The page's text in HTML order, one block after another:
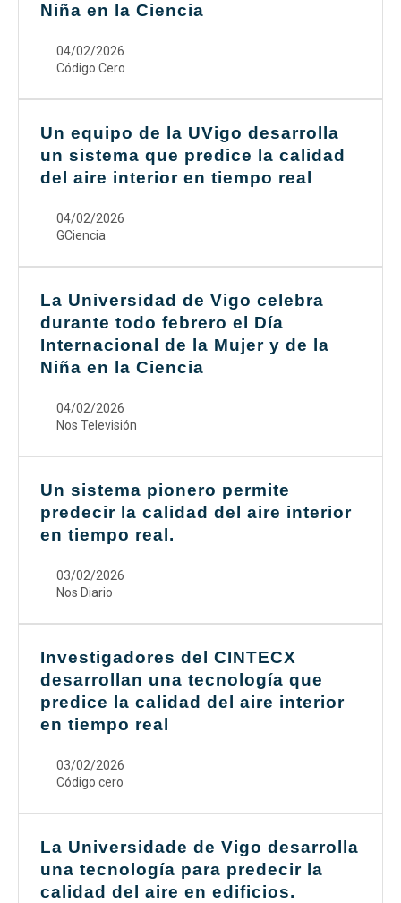
Niña en la Ciencia
04/02/2026
Código Cero
Un equipo de la UVigo desarrolla
un sistema que predice la calidad
del aire interior en tiempo real
04/02/2026
GCiencia
La Universidad de Vigo celebra
durante todo febrero el Día
Internacional de la Mujer y de la
Niña en la Ciencia
04/02/2026
Nos Televisión
Un sistema pionero permite
predecir la calidad del aire interior
en tiempo real.
03/02/2026
Nos Diario
Investigadores del CINTECX
desarrollan una tecnología que
predice la calidad del aire interior
en tiempo real
03/02/2026
Código cero
La Universidade de Vigo desarrolla
una tecnología para predecir la
calidad del aire en edificios.